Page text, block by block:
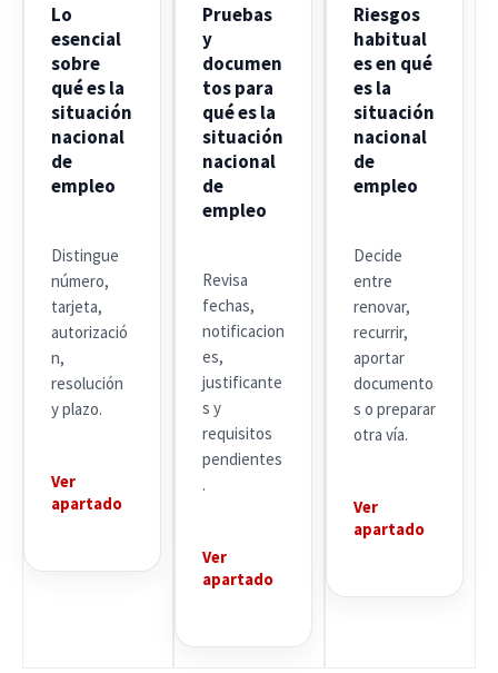
Lo
esencial
sobre
qué es la
situación
nacional
de
empleo
Distingue
número,
tarjeta,
autorizació
n,
resolución
y plazo.
Ver
apartado
Pruebas
y
documen
tos para
qué es la
situación
nacional
de
empleo
Revisa
fechas,
notificacion
es,
justificante
s y
requisitos
pendientes
.
Ver
apartado
Riesgos
habitual
es en qué
es la
situación
nacional
de
empleo
Decide
entre
renovar,
recurrir,
aportar
documento
s o preparar
otra vía.
Ver
apartado